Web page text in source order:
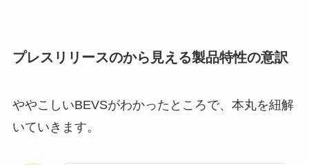
プレスリリースのから見える製品特性の意訳
ややこしいBEVSがわかったところで、本丸を紐解
いていきます。